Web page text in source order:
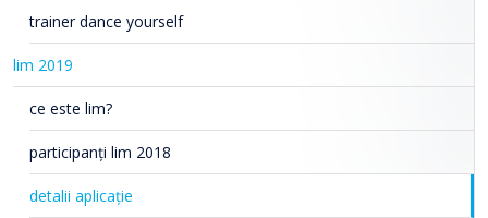
trainer dance yourself
lim 2019
ce este lim?
participanți lim 2018
detalii aplicație